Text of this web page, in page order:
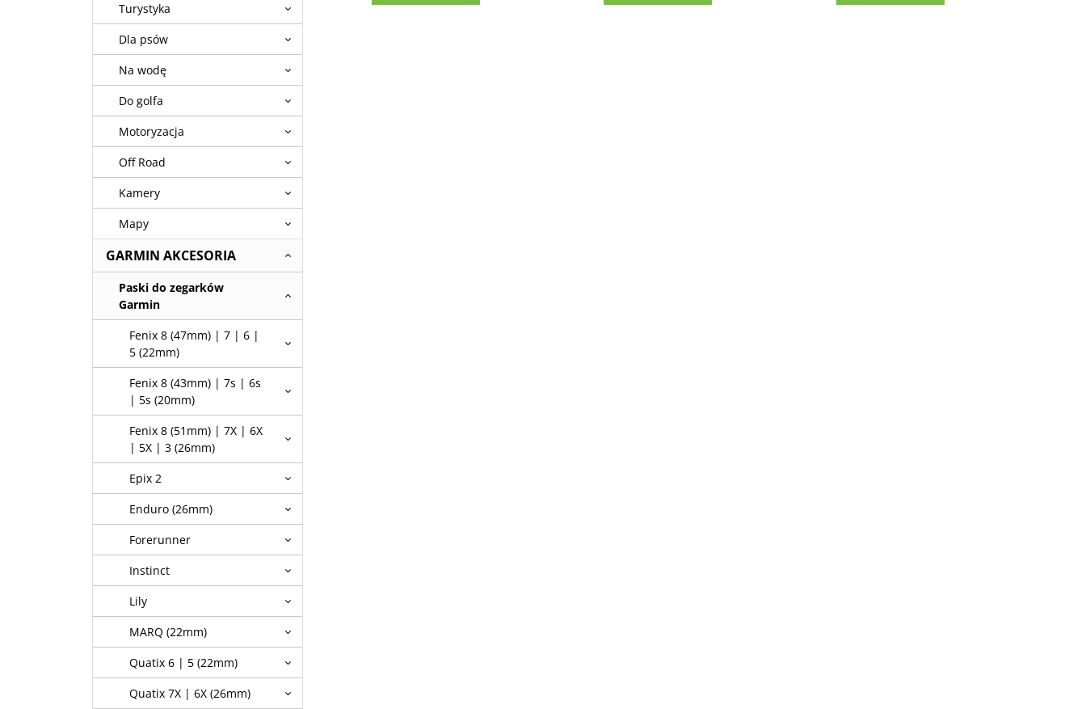
Turystyka
Dla psów
Na wodę
Do golfa
Motoryzacja
Off Road
Kamery
Mapy
GARMIN AKCESORIA
Paski do zegarków
Garmin
Fenix 8 (47mm) | 7 | 6 |
5 (22mm)
Fenix 8 (43mm) | 7s | 6s
| 5s (20mm)
Fenix 8 (51mm) | 7X | 6X
| 5X | 3 (26mm)
Epix 2
Enduro (26mm)
Forerunner
Instinct
Lily
MARQ (22mm)
Quatix 6 | 5 (22mm)
Quatix 7X | 6X (26mm)